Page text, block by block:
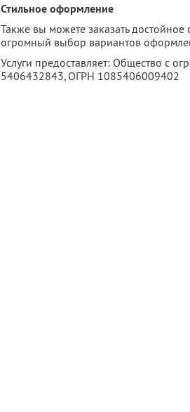
Стильное оформление
Также вы можете заказать
огромный выбор вариантов
Услуги предоставляет: Общество с
5406432843 , ОГРН 1085406009402